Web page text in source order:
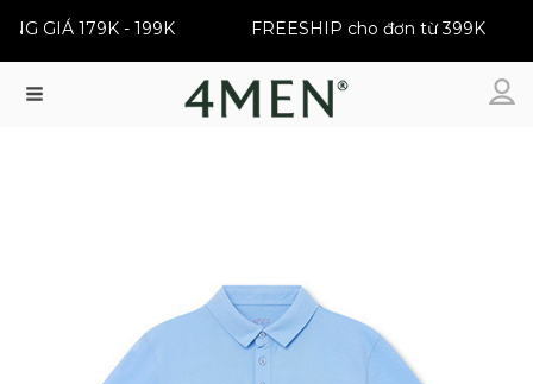
GIÁ 179K - 199K FREESHIP cho đơn từ 399K